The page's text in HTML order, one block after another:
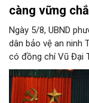
càng vững
Ngày 5/8, UBND
dân bảo vệ an ninh
có đồng chí Vũ Đại
thư Thành ủy, Chủ
Ủy viên Ban
phố Hà Nội, cùng